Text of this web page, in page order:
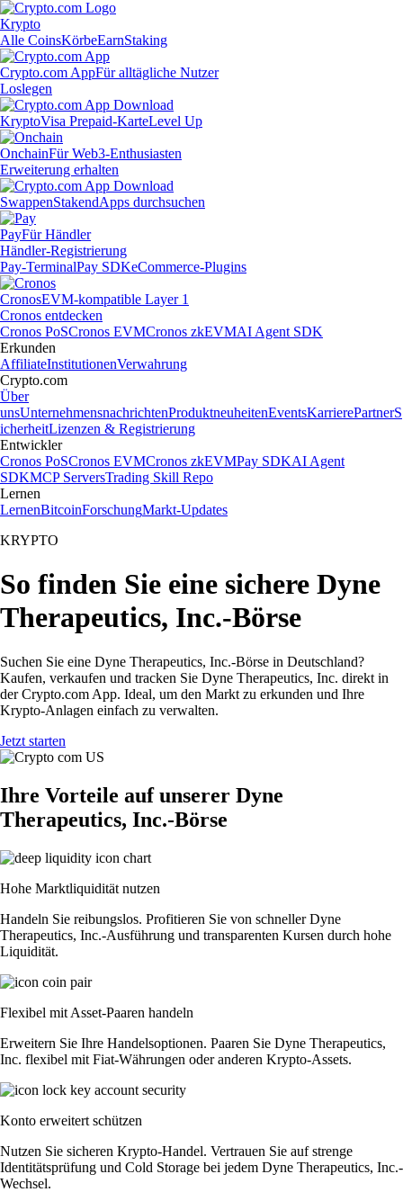
Krypto
Alle CoinsKörbeEarnStaking
Crypto.com AppFür alltägliche Nutzer
Loslegen
KryptoVisa Prepaid-KarteLevel Up
OnchainFür Web3-Enthusiasten
Erweiterung erhalten
SwappenStakendApps durchsuchen
PayFür Händler
Händler-Registrierung
Pay-TerminalPay SDKeCommerce-Plugins
CronosEVM-kompatible Layer 1
Cronos entdecken
Cronos PoSCronos EVMCronos zkEVMAI Agent SDK
Erkunden
AffiliateInstitutionenVerwahrung
Crypto.com
Über
unsUnternehmensnachrichtenProduktneuheitenEventsKarrierePartnerS
icherheitLizenzen & Registrierung
Entwickler
Cronos PoSCronos EVMCronos zkEVMPay SDKAI Agent
SDKMCP ServersTrading Skill Repo
Lernen
LernenBitcoinForschungMarkt-Updates
KRYPTO
So finden Sie eine sichere Dyne
Therapeutics, Inc.-Börse
Suchen Sie eine Dyne Therapeutics, Inc.-Börse in Deutschland?
Kaufen, verkaufen und tracken Sie Dyne Therapeutics, Inc. direkt in
der Crypto.com App. Ideal, um den Markt zu erkunden und Ihre
Krypto-Anlagen einfach zu verwalten.
Jetzt starten
Ihre Vorteile auf unserer Dyne
Therapeutics, Inc.-Börse
Hohe Marktliquidität nutzen
Handeln Sie reibungslos. Profitieren Sie von schneller Dyne
Therapeutics, Inc.-Ausführung und transparenten Kursen durch hohe
Liquidität.
Flexibel mit Asset-Paaren handeln
Erweitern Sie Ihre Handelsoptionen. Paaren Sie Dyne Therapeutics,
Inc. flexibel mit Fiat-Währungen oder anderen Krypto-Assets.
Konto erweitert schützen
Nutzen Sie sicheren Krypto-Handel. Vertrauen Sie auf strenge
Identitätsprüfung und Cold Storage bei jedem Dyne Therapeutics, Inc.-
Wechsel.